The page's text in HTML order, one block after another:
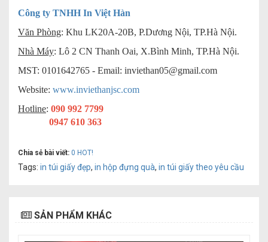
Công ty TNHH In Việt Hàn
Văn Phòng: Khu LK20A-20B, P.Dương Nội, TP.Hà Nội.
Nhà Máy: Lô 2 CN Thanh Oai, X.Bình Minh, TP.Hà Nội.
MST: 0101642765 - Email: inviethan05@gmail.com
Website: www.inviethanjsc.com
Hotline: 090 992 7799
0947 610 363
Chia sẻ bài viết: 0 HOT!
Tags: in túi giấy đẹp, in hộp đựng quà, in túi giấy theo yêu cầu
SẢN PHẨM KHÁC